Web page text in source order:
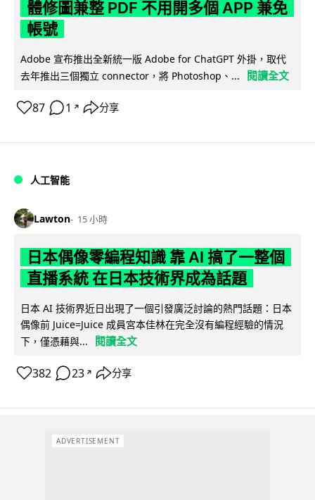
體修圖兼整 PDF 不用開多個 APP 兼免
帳號
Adobe 宣布推出全新統一版 Adobe for ChatGPT 外掛，取代
去年推出三個獨立 connector，將 Photoshop、...
閱讀全文
87 1 ↗ 分享
人工智能
Lawton 15 小時
日本偶像零編程知識 靠 AI 搞了一整個
直播系統 在日本技術界成為話題
日本 AI 技術界近日出現了一個引發廣泛討論的熱門話題：日本
偶像前 Juice=Juice 成員宮本佳林在完全沒有編程經驗的情況
下，僅憑藉與...
閱讀全文
382 23 ↗ 分享
ADVERTISEMENT